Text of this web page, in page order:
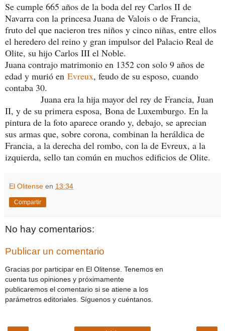
Se cumple 665 años de la boda del rey Carlos II de
Navarra con la princesa Juana de Valois o de Francia,
fruto del que nacieron tres niños y cinco niñas, entre ellos
el heredero del reino y gran impulsor del Palacio Real de
Olite, su hijo Carlos III el Noble.
Juana contrajo matrimonio en 1352 con solo 9 años de
edad y murió en Evreux, feudo de su esposo, cuando
contaba 30.
Juana era la hija mayor del rey de Francia, Juan
II, y de su primera esposa, Bona de Luxemburgo. En la
pintura de la foto aparece orando y, debajo, se aprecian
sus armas que, sobre corona, combinan la heráldica de
Francia, a la derecha del rombo, con la de Evreux, a la
izquierda, sello tan común en muchos edificios de Olite.
El Olitense en 13:34
Compartir
No hay comentarios:
Publicar un comentario
Gracias por participar en El Olitense. Tenemos en
cuenta tus opiniones y próximamente
publicaremos el comentario si se atiene a los
parámetros editoriales. Síguenos y cuéntanos.